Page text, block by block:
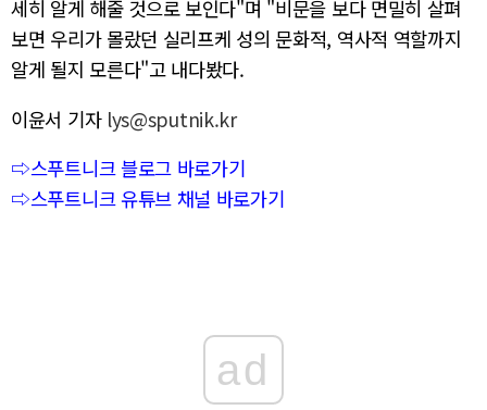
세히 알게 해줄 것으로 보인다"며 "비문을 보다 면밀히 살펴
보면 우리가 몰랐던 실리프케 성의 문화적, 역사적 역할까지
알게 될지 모른다"고 내다봤다.
이윤서 기자 lys@sputnik.kr
⇨스푸트니크 블로그 바로가기
⇨스푸트니크 유튜브 채널 바로가기
ad